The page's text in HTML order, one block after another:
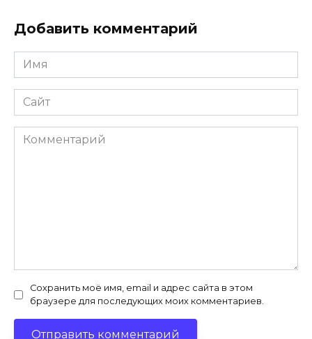
Добавить комментарий
Имя
*
Сайт
Комментарий
Сохранить моё имя, email и адрес сайта в этом
браузере для последующих моих комментариев.